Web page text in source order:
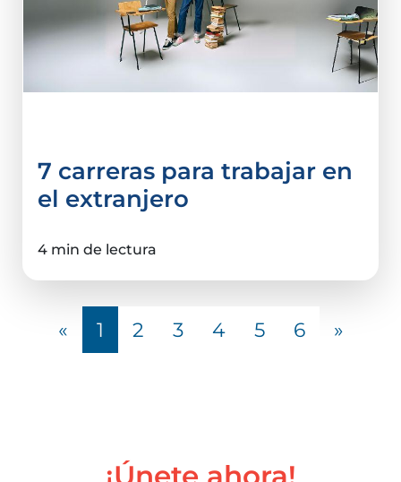
7 carreras para trabajar en
el extranjero
4 min de lectura
« 1 2 3 4 5 6 »